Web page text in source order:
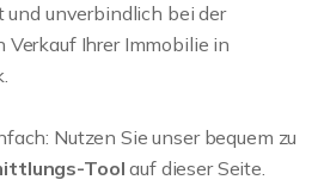
unverbindlich bei der
Ihrer Immobilie in
Nutzen Sie unser bequem zu
Tool auf dieser Seite.